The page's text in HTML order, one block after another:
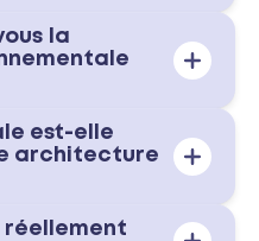
la
est-elle
architecture
réellement